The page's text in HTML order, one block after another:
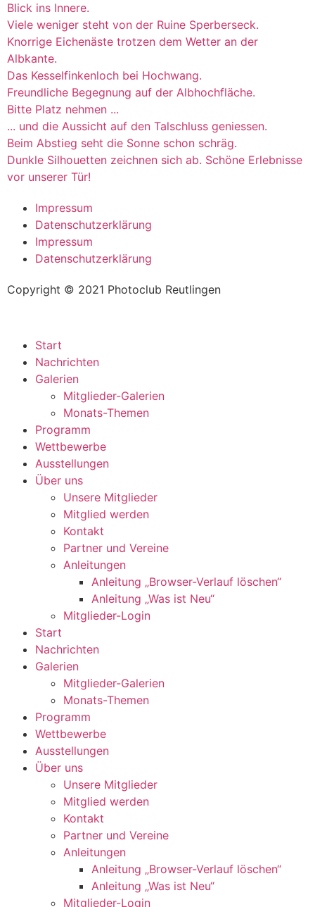
Blick ins Innere.
Viele weniger steht von der Ruine Sperberseck.
Knorrige Eichenäste trotzen dem Wetter an der
Albkante.
Das Kesselfinkenloch bei Hochwang.
Freundliche Begegnung auf der Albhochfläche.
Bitte Platz nehmen ...
... und die Aussicht auf den Talschluss geniessen.
Beim Abstieg seht die Sonne schon schräg.
Dunkle Silhouetten zeichnen sich ab. Schöne Erlebnisse
vor unserer Tür!
Impressum
Datenschutzerklärung
Impressum
Datenschutzerklärung
Copyright © 2021 Photoclub Reutlingen
Start
Nachrichten
Galerien
Mitglieder-Galerien
Monats-Themen
Programm
Wettbewerbe
Ausstellungen
Über uns
Unsere Mitglieder
Mitglied werden
Kontakt
Partner und Vereine
Anleitungen
Anleitung „Browser-Verlauf löschen“
Anleitung „Was ist Neu“
Mitglieder-Login
Start
Nachrichten
Galerien
Mitglieder-Galerien
Monats-Themen
Programm
Wettbewerbe
Ausstellungen
Über uns
Unsere Mitglieder
Mitglied werden
Kontakt
Partner und Vereine
Anleitungen
Anleitung „Browser-Verlauf löschen“
Anleitung „Was ist Neu“
Mitglieder-Login